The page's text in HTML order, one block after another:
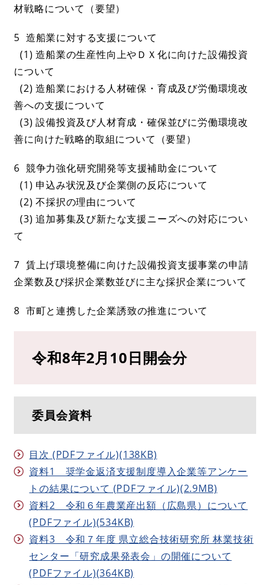
材戦略について（要望）
5 造船業に対する支援について
(1) 造船業の生産性向上やＤＸ化に向けた設備投資
について
(2) 造船業における人材確保・育成及び労働環境改
善への支援について
(3) 設備投資及び人材育成・確保並びに労働環境改
善に向けた戦略的取組について（要望）
6 競争力強化研究開発等支援補助金について
(1) 申込み状況及び企業側の反応について
(2) 不採択の理由について
(3) 追加募集及び新たな支援ニーズへの対応につい
て
7 賃上げ環境整備に向けた設備投資支援事業の申請
企業数及び採択企業数並びに主な採択企業について
8 市町と連携した企業誘致の推進について
令和8年2月10日開会分
委員会資料
目次 (PDFファイル)(138KB)
資料1 奨学金返済支援制度導入企業等アンケー
トの結果について (PDFファイル)(2.9MB)
資料2 令和６年農業産出額（広島県）について
(PDFファイル)(534KB)
資料3 令和７年度 県立総合技術研究所 林業技術
センター「研究成果発表会」の開催について
(PDFファイル)(364KB)